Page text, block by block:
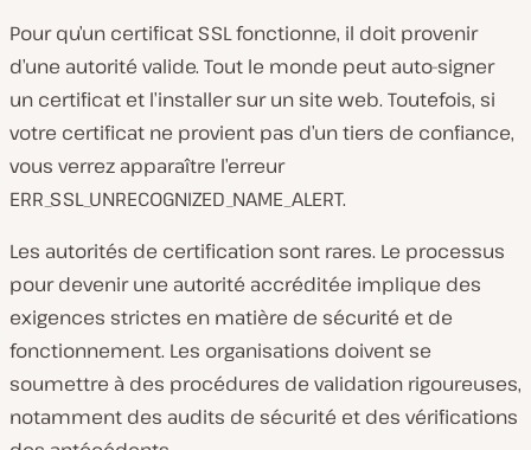
Pour qu’un certificat SSL fonctionne, il doit provenir
d’une autorité valide. Tout le monde peut auto-signer
un certificat et l’installer sur un site web. Toutefois, si
votre certificat ne provient pas d’un tiers de confiance,
vous verrez apparaître l’erreur
ERR_SSL_UNRECOGNIZED_NAME_ALERT.
Les autorités de certification sont rares. Le processus
pour devenir une autorité accréditée implique des
exigences strictes en matière de sécurité et de
fonctionnement. Les organisations doivent se
soumettre à des procédures de validation rigoureuses,
notamment des audits de sécurité et des vérifications